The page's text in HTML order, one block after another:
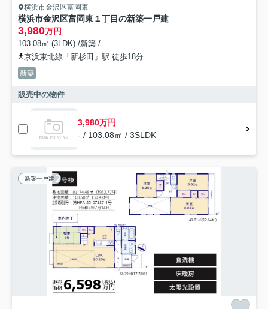
横浜市金沢区富岡東
横浜市金沢区富岡東１丁目の新築一戸建
3,980万円
103.08㎡ (3LDK) /新築 /-
京浜東北線「新杉田」駅 徒歩18分
新築
販売中の物件
3,980万円
- / 103.08㎡ / 3SLDK
新築一戸建